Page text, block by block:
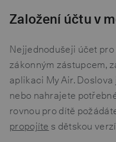
Založení účtu v
Nejjednodušeji účet pro
zákonným zástupcem,
aplikaci My Air.
nebo nahrajete
rovnou pro dítě
propojíte s dětskou